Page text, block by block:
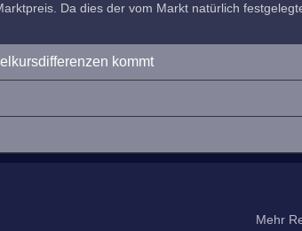
Da dies der vom Markt natürlich
kommt
Mehr